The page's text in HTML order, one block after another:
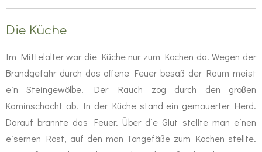
Die Küche
Im Mittelalter war die Küche nur zum Kochen da. Wegen der
Brandgefahr durch das offene Feuer besaß der Raum meist
ein Steingewölbe. Der Rauch zog durch den großen
Kaminschacht ab. In der Küche stand ein gemauerter Herd.
Darauf brannte das Feuer. Über die Glut stellte man einen
eisernen Rost, auf den man Tongefäße zum Kochen stellte.